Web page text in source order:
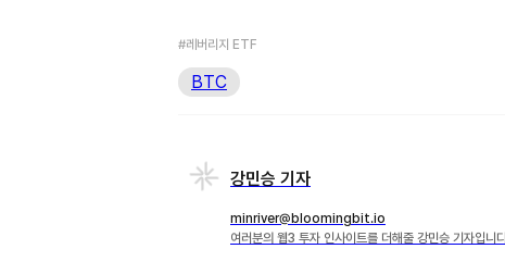
#레버리지 ETF
BTC
강민승 기자
minriver@bloomingbit.io
여러분의 웹3 투자 인사이트를 더해줄 강민승 기자입